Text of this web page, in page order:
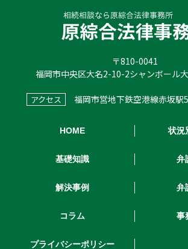
〒810-0041
福岡市中央区大名2-10-2シャンボール
アクセス 福岡市営地下鉄空港線赤坂駅
HOME 状況
基礎知識 弁
解決事例 弁
コラム 事
プライバシーポリシー